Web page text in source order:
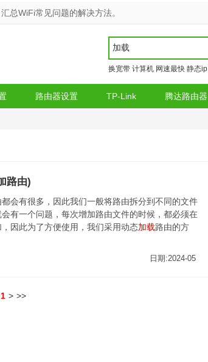
总WiFi常见问题的解决方法。
换宽带 计算机 网速最快 静态ip
路由器设置 TP-Link 腾达路由器
路由)
会有很多，因此我们一般将路由拆分到不同的文件
有一个问题，每次增加路由文件的时候，都必须在
因此为了方便使用，我们采用动态加载路由的方
日期:2024-05
1 > >>